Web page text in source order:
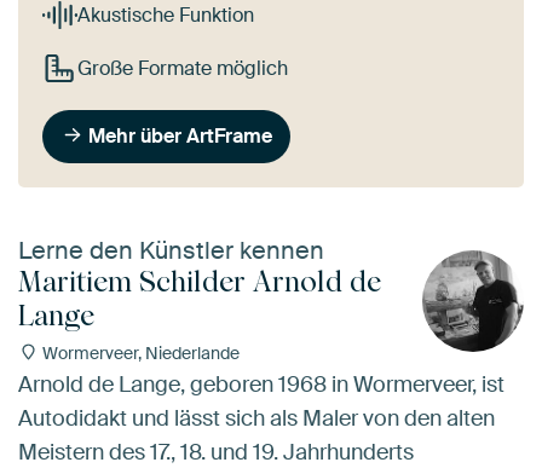
Akustische Funktion
Große Formate möglich
Mehr über ArtFrame
Lerne den Künstler kennen
Maritiem Schilder Arnold de
Lange
Wormerveer, Niederlande
Arnold de Lange, geboren 1968 in Wormerveer, ist
Autodidakt und lässt sich als Maler von den alten
Meistern des 17., 18. und 19. Jahrhunderts